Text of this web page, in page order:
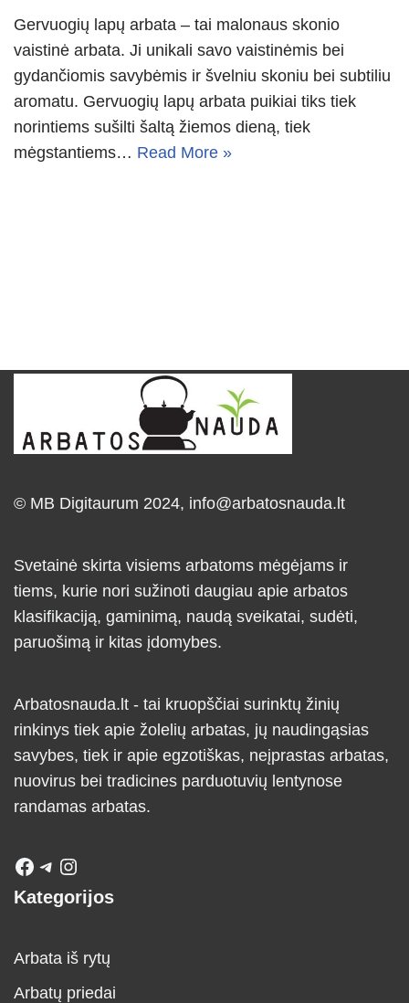
Gervuogių lapų arbata – tai malonaus skonio
vaistinė arbata. Ji unikali savo vaistinėmis bei
gydančiomis savybėmis ir švelniu skoniu bei subtiliu
aromatu. Gervuogių lapų arbata puikiai tiks tiek
norintiems sušilti šaltą žiemos dieną, tiek
mėgstantiems… Read More »
© MB Digitaurum 2024, info@arbatosnauda.lt
Svetainė skirta visiems arbatoms mėgėjams ir
tiems, kurie nori sužinoti daugiau apie arbatos
klasifikaciją, gaminimą, naudą sveikatai, sudėti,
paruošimą ir kitas įdomybes.
Arbatosnauda.lt - tai kruopščiai surinktų žinių
rinkinys tiek apie žolelių arbatas, jų naudingąsias
savybes, tiek ir apie egzotiškas, neįprastas arbatas,
nuovirus bei tradicines parduotuvių lentynose
randamas arbatas.
Kategorijos
Arbata iš rytų
Arbatų priedai